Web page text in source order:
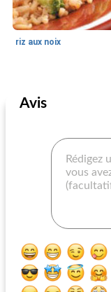
riz aux noix
asperges orientales
Avis